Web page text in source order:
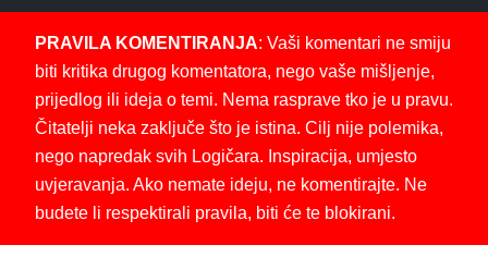
PRAVILA KOMENTIRANJA: Vaši komentari ne smiju
biti kritika drugog komentatora, nego vaše mišljenje,
prijedlog ili ideja o temi. Nema rasprave tko je u pravu.
Čitatelji neka zaključe što je istina. Cilj nije polemika,
nego napredak svih Logičara. Inspiracija, umjesto
uvjeravanja. Ako nemate ideju, ne komentirajte. Ne
budete li respektirali pravila, biti će te blokirani.